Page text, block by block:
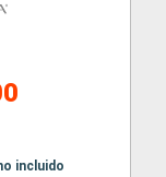
incluido